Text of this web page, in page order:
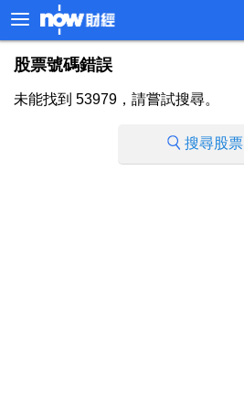
股票號碼錯誤
未能找到 53979，請嘗試搜尋。
搜尋股票